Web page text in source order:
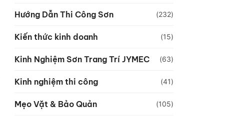
Hướng Dẫn Thi Công Sơn (232)
Kiến thức kinh doanh (15)
Kinh Nghiệm Sơn Trang Trí JYMEC (63)
Kinh nghiệm thi công (41)
Mẹo Vặt & Bảo Quản (105)